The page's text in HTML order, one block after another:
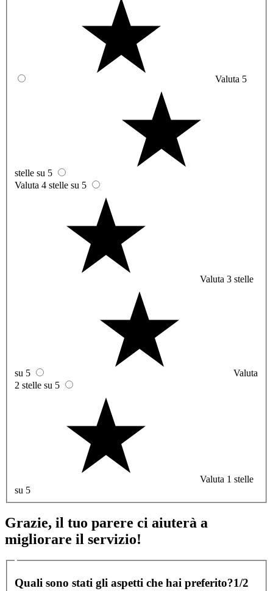
Valuta 5
stelle su 5
Valuta 4 stelle su 5
Valuta 3 stelle
su 5
Valuta
2 stelle su 5
Valuta 1 stelle
su 5
Grazie, il tuo parere ci aiuterà a
migliorare il servizio!
Quali sono stati gli aspetti che hai preferito?1/2